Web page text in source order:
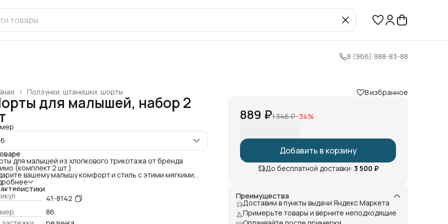
8 (966) 988-83-88
Ползунки, штанишки, шорты
›
для малышей, набор 2
для малышей из хлопкового трикотажа от бренда
(комплект 2 шт.)
вашему малышу комфорт и стиль с этими мягкими
шортами. Набор шорт — практичное решение для
гардероба, подходящее как мальчикам, так и
Нежный трикотаж обеспечивает комфорт нежной
младенца и свободу движений.
и мягкий материал: Шорты выполнены из
41-8142
86
В избранное
889 ₽1 346 ₽−34%
Добавить в корзину
До бесплатной доставки: 3 500 ₽
Преимущества
Доставим в пункты выдачи Яндекс Маркета
Примерьте товары и верните неподходящие